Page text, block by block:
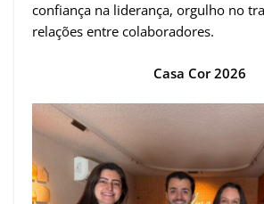
confiança na liderança, orgulho no
relações entre colaboradores.
Casa Cor 2026